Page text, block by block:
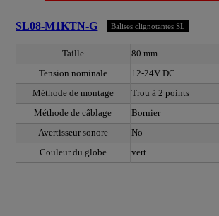
SL08-M1KTN-G Balises clignotantes SL
Taille
80 mm
Tension nominale
12-24V DC
Méthode de montage
Trou à 2 points
Méthode de câblage
Bornier
Avertisseur sonore
No
Couleur du globe
vert